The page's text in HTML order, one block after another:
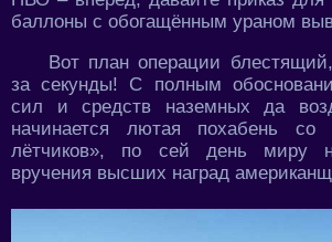
баллоны с обогащённым ураном
Вот план операции
за секунды! С полным
сил и средств наземных да
начинается лютая похабень со
лётчиков», по сей день миру
вручения высших наград